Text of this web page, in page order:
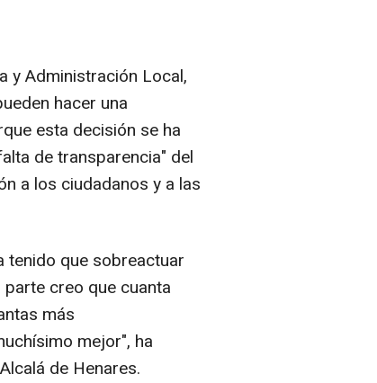
y Administración Local,
hacer una
esta decisión se ha
de transparencia" del
a los ciudadanos y a las
tenido que sobreactuar
creo que cuanta
más
mejor", ha
de Henares.